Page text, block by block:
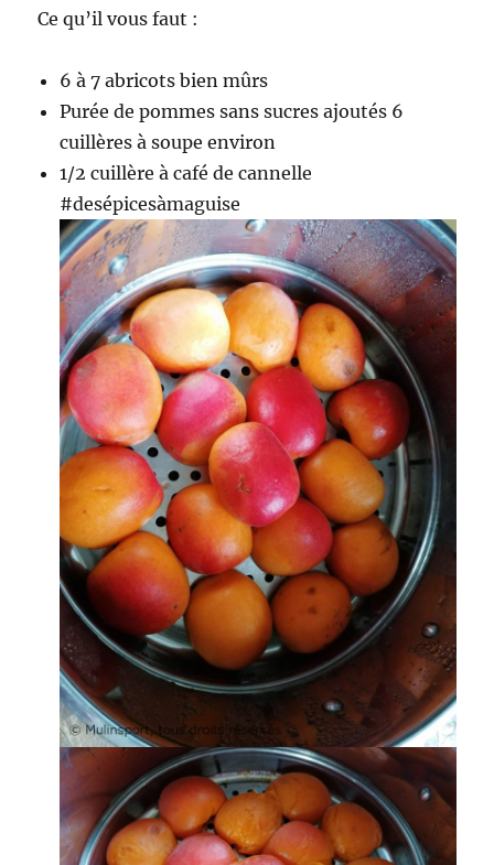
Ce qu’il vous faut :
6 à 7 abricots bien mûrs
Purée de pommes sans sucres ajoutés 6
cuillères à soupe environ
1/2 cuillère à café de cannelle
#desépicesàmaguise